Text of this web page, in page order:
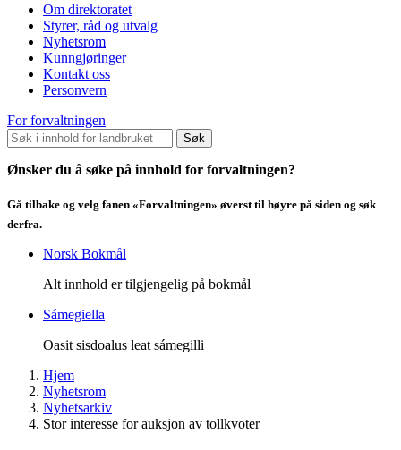
Om direktoratet
Styrer, råd og utvalg
Nyhetsrom
Kunngjøringer
Kontakt oss
Personvern
For forvaltningen
Søk
Ønsker du å søke på innhold for forvaltningen?
Gå tilbake og velg fanen «Forvaltningen» øverst til høyre på siden og søk
derfra.
Norsk Bokmål
Alt innhold er tilgjengelig på bokmål
Sámegiella
Oasit sisdoalus leat sámegilli
Hjem
Nyhetsrom
Nyhetsarkiv
Stor interesse for auksjon av tollkvoter